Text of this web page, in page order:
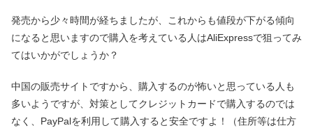
発売から少々時間が経ちましたが、これからも値段が下がる傾向
になると思いますので購入を考えている人はAliExpressで狙ってみ
てはいかがでしょうか？
中国の販売サイトですから、購入するのが怖いと思っている人も
多いようですが、対策としてクレジットカードで購入するのでは
なく、PayPalを利用して購入すると安全ですよ！（住所等は仕方